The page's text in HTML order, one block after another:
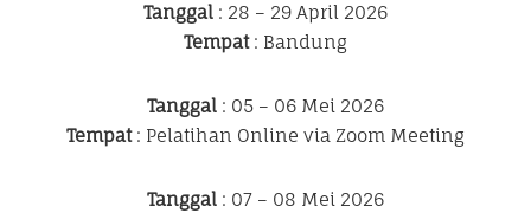
Tanggal : 28 – 29 April 2026
Tempat: Bandung
Tanggal : 05 – 06 Mei 2026
Tempat: Pelatihan Online via Zoom Meeting
Tanggal : 07 – 08 Mei 2026